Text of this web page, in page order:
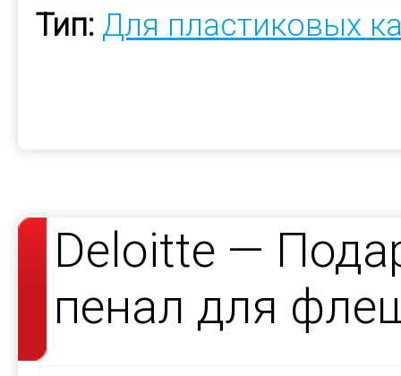
Тип: Для пластиковых
Deloitte —
пенал для